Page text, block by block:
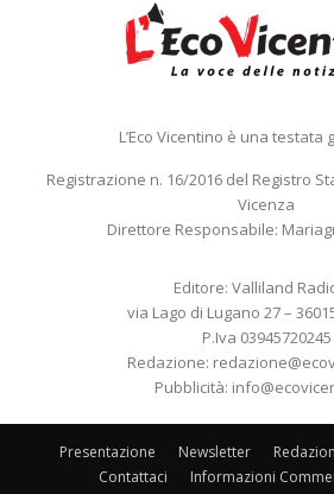
L’Eco Vicentino è una testata
Registrazione n. 16/2016 del Registro
Vicenza
Direttore Responsabile:
Editore: Valliland
via Lago di Lugano 27 –
P.Iva 03945720245
Redazione:
Pubblicità:
Presentazione Newsletter
Contattaci
Informazioni